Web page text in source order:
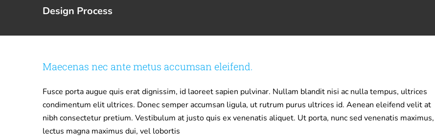
Design Process
Maecenas nec ante metus accumsan eleifend.
Fusce porta augue quis erat dignissim, id laoreet sapien pulvinar. Nullam blandit nisi ac nulla tempus, ultrices
condimentum elit ultrices. Donec semper accumsan ligula, ut rutrum purus ultrices id. Aenean eleifend velit at
nibh consectetur pretium. Vestibulum at justo quis ex venenatis aliquet. Ut porta, nunc sed venenatis maximus,
lectus magna maximus dui, vel lobortis